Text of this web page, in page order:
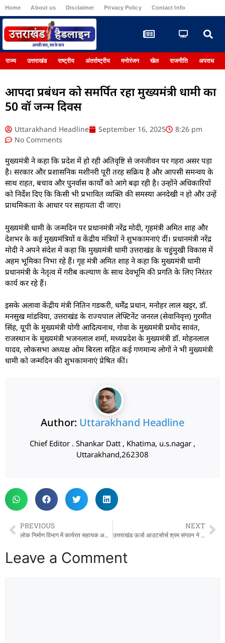
Home About us Disclaimer Privacy Policy Contact Info
राज्य उत्तराखंड राष्ट्रीय अंतर्राष्ट्रीय मनोरंजन खेल राजनीति अपराध
आपदा प्रबंधन को समर्पित रहा मुख्यमंत्री धामी का
50 वॉ जन्म दिवस
Uttarakhand Headline September 16, 2025
8:26 pm
No Comments
मुख्यमंत्री ने कहा कि प्रदेश में हो रही अतिवृष्टि से जनजीवन पर गहरा असर पड़ा
है। सरकार और प्रशासनिक मशीनरी पूरी तरह सक्रिय है और आपसी समन्वय के
साथ राहत, बचाव और पुनर्वास कार्यों को आगे बढ़ा रही है। उन्होंने अधिकारियों
को निर्देश दिए कि किसी भी प्रभावित व्यक्ति की समस्या अनदेखी न हो और उन्हें
प्राथमिकता के आधार पर सहायता दी जाए।
मुख्यमंत्री धामी के जन्मदिन पर प्रधानमंत्री नरेंद्र मोदी, गृहमंत्री अमित शाह और
देशभर के कई मुख्यमंत्रियों व केंद्रीय मंत्रियों ने शुभकामनाएं दीं। प्रधानमंत्री नरेंद्र
मोदी ने अपने संदेश में कहा कि मुख्यमंत्री धामी उत्तराखंड के चहुंमुखी विकास में
अहम भूमिका निभा रहे हैं। गृह मंत्री अमित शाह ने कहा कि मुख्यमंत्री धामी
प्रधानमंत्री के नेतृत्व में गरीब कल्याण के साथ देवभूमि की प्रगति के लिए निरंतर
कार्य कर रहे हैं।
इसके अलावा केंद्रीय मंत्री नितिन गडकरी, धर्मेंद्र प्रधान, मनोहर लाल खट्टर, डॉ.
मनसुख मांडविया, उत्तराखंड के राज्यपाल लेफ्टिनेंट जनरल (सेवानिवृत्त) गुरमीत
सिंह, यूपी के मुख्यमंत्री योगी आदित्यनाथ, गोवा के मुख्यमंत्री प्रमोद सावंत,
राजस्थान के मुख्यमंत्री भजनलाल शर्मा, मध्यप्रदेश के मुख्यमंत्री डॉ. मोहनलाल
यादव, लोकसभा अध्यक्ष ओम बिरला सहित कई गणमान्य लोगों ने भी मुख्यमंत्री
धामी को जन्मदिन की शुभकामनाएं प्रेषित कीं।
Author: Uttarakhand Headline
Chief Editor . Shankar Datt , Khatima, u.s.nagar ,
Uttarakhand,262308
PREVIOUS
लोक निर्माण विभाग में कार्यरत सहायक अभियन्ता गोविन्द सिंह कौण्डल डॉ सर्वपल्ली राधाकृष्ण मैमोरियल नेशनल अवॉर्ड 2025 से दिल्ली में सम्मानित
NEXT
उत्तराखंड ऊर्जा आउटसोर्स श्रम संगठन ने 1 अक्टूबर से कार्य बहिष्कार एवं अनिश्चितकालीन हड़ताल पर जाने का ऐलान किया
Leave a Comment